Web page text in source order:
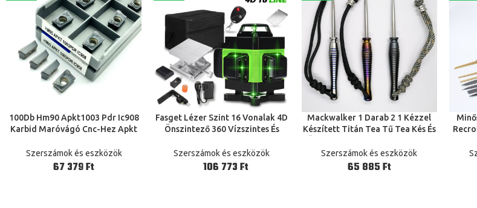
TOVÁBB
100Db Hm90 Apkt1003 Pdr Ic908
Karbid Maróvágó Cnc-Hez Apkt
Apkt1003Pder Esztergamarás
Szerszámok és eszközök
Ft
TOVÁBB
Fasget Lézer Szint 16 Vonalak 4D
Önszintező 360 Vízszintes És
Erőteljes Zöld Lézersugaras
Vonal
Szerszámok és eszközök
Ft
TOVÁBB
Mackwalker 1 Darab 2 1 Kézzel
Készített Titán Tea Tű Tea Kés És
Kéziszerszám
Szerszámok és eszközök
Ft